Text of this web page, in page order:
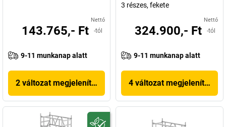
Nettó
143.765,- Ft -tól
9-11 munkanap alatt
2 változat megjelenítése
3 részes, fekete
Nettó
324.900,- Ft -tól
9-11 munkanap alatt
4 változat megjelenítése